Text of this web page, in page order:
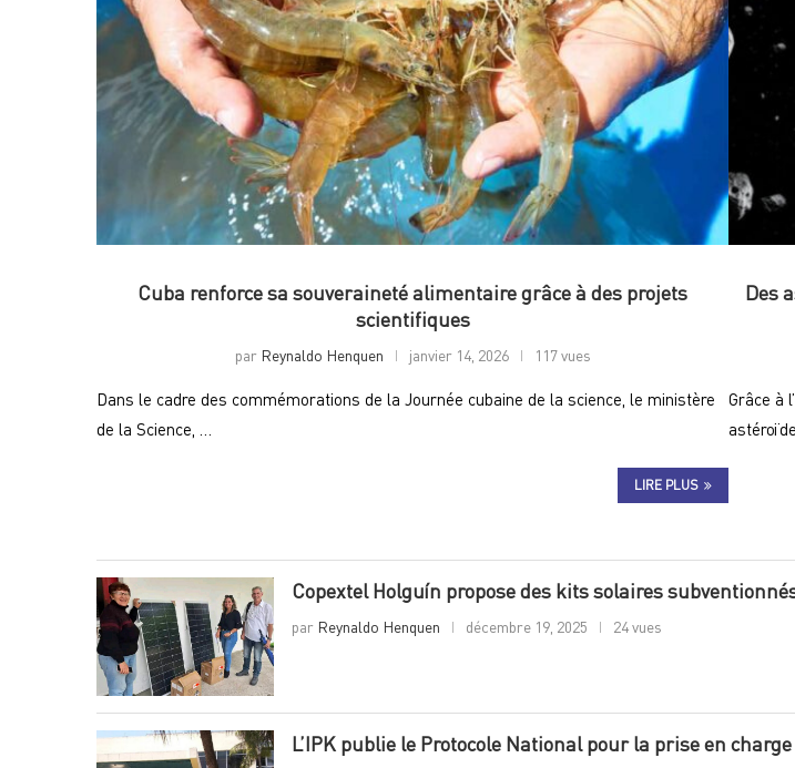
Cuba renforce sa souveraineté alimentaire grâce à des projets
scientifiques
par Reynaldo Henquen janvier 14, 2026 117 vues
Dans le cadre des commémorations de la Journée cubaine de la science, le ministère
de la Science, …
LIRE PLUS
Des
Grâce à
Copextel Holguín propose des kits solaires
par Reynaldo Henquen décembre 19, 2025 24 vues
L’IPK publie le Protocole National pour la prise en